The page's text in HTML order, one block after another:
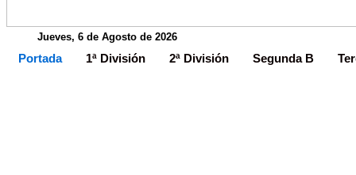
Jueves, 6 de Agosto de 2026
Portada 1ª División 2ª División Segunda B